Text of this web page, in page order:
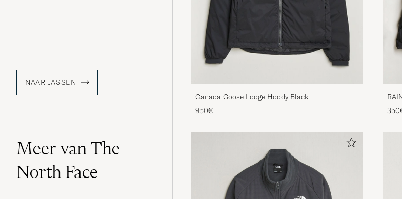
NAAR JASSEN
Canada Goose Lodge Hoody Black
950€
Meer van The
North Face